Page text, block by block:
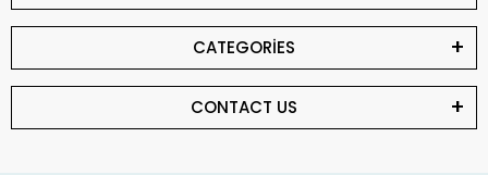
CATEGORİES
CONTACT US